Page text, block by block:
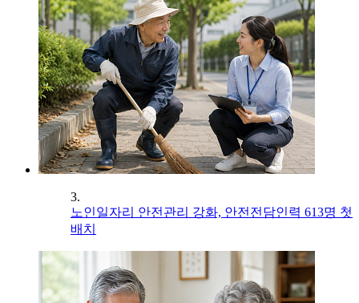
3.
노인일자리 안전관리 강화, 안전전담인력 613명 첫
배치